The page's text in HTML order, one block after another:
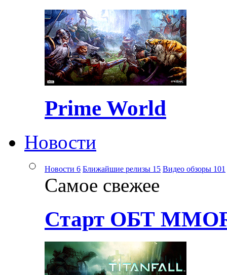
Prime World
Новости
Новости 6 Ближайшие релизы 15 Видео обзоры 101
Самое свежее
Старт ОБТ